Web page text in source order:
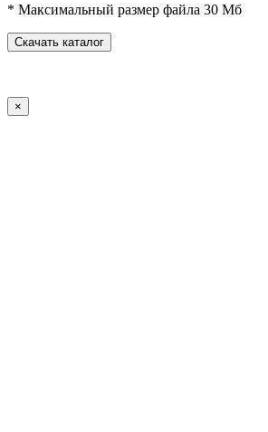
Домики-беседки
Детские столики и скамьи
Теневые навесы и сцены
* Максимальный размер файла 30 Мб
Скачать каталог
×